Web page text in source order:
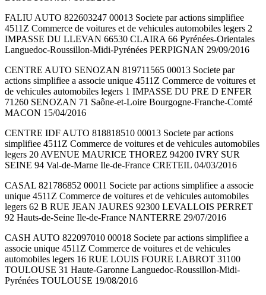
FALIU AUTO 822603247 00013 Societe par actions simplifiee
4511Z Commerce de voitures et de vehicules automobiles legers 2
IMPASSE DU LLEVAN 66530 CLAIRA 66 Pyrénées-Orientales
Languedoc-Roussillon-Midi-Pyrénées PERPIGNAN 29/09/2016
CENTRE AUTO SENOZAN 819711565 00013 Societe par
actions simplifiee a associe unique 4511Z Commerce de voitures et
de vehicules automobiles legers 1 IMPASSE DU PRE D ENFER
71260 SENOZAN 71 Saône-et-Loire Bourgogne-Franche-Comté
MACON 15/04/2016
CENTRE IDF AUTO 818818510 00013 Societe par actions
simplifiee 4511Z Commerce de voitures et de vehicules automobiles
legers 20 AVENUE MAURICE THOREZ 94200 IVRY SUR
SEINE 94 Val-de-Marne Ile-de-France CRETEIL 04/03/2016
CASAL 821786852 00011 Societe par actions simplifiee a associe
unique 4511Z Commerce de voitures et de vehicules automobiles
legers 62 B RUE JEAN JAURES 92300 LEVALLOIS PERRET
92 Hauts-de-Seine Ile-de-France NANTERRE 29/07/2016
CASH AUTO 822097010 00018 Societe par actions simplifiee a
associe unique 4511Z Commerce de voitures et de vehicules
automobiles legers 16 RUE LOUIS FOURE LABROT 31100
TOULOUSE 31 Haute-Garonne Languedoc-Roussillon-Midi-
Pyrénées TOULOUSE 19/08/2016